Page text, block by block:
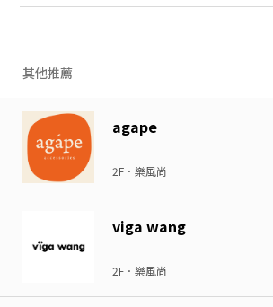
其他推薦
agape
2F．樂風尚
viga wang
2F．樂風尚